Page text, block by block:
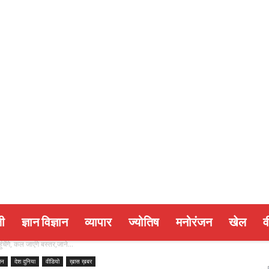
ज्ञान विज्ञान व्यापार ज्योतिष मनोरंजन खेल
कल जाएंगे बस्तर,जाने...
देश दुनिया वीडियो ख़ास ख़बर